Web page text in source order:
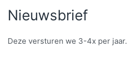
Nieuwsbrief
Deze versturen we 3-4x per jaar.